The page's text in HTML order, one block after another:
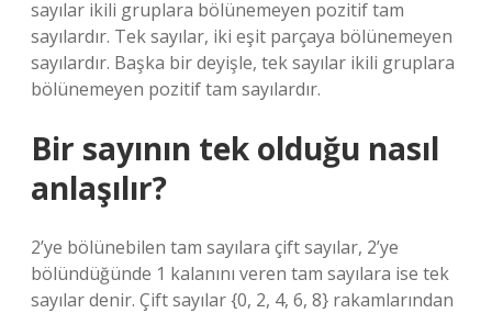
sayılar ikili gruplara bölünemeyen pozitif tam
sayılardır. Tek sayılar, iki eşit parçaya bölünemeyen
sayılardır. Başka bir deyişle, tek sayılar ikili gruplara
bölünemeyen pozitif tam sayılardır.
Bir sayının tek olduğu nasıl
anlaşılır?
2’ye bölünebilen tam sayılara çift sayılar, 2’ye
bölündüğünde 1 kalanını veren tam sayılara ise tek
sayılar denir. Çift sayılar {0, 2, 4, 6, 8} rakamlarından